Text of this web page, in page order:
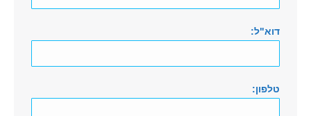
דוא"ל:
טלפון: